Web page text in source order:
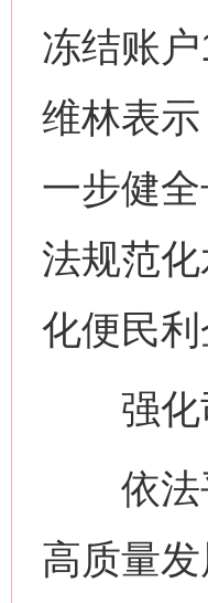
冻结账
维林表示
一步健
法规范
化便民
强化司
依法平
高质量